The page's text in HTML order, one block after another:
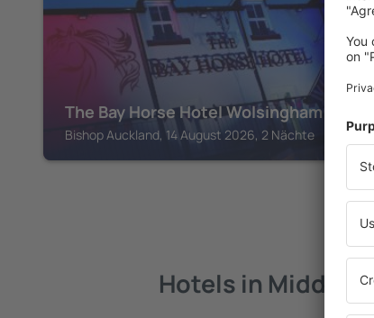
The Bay Horse Hotel Wolsingham
Bishop Auckland, 14 August 2026, 2 Nächte
Hotels in